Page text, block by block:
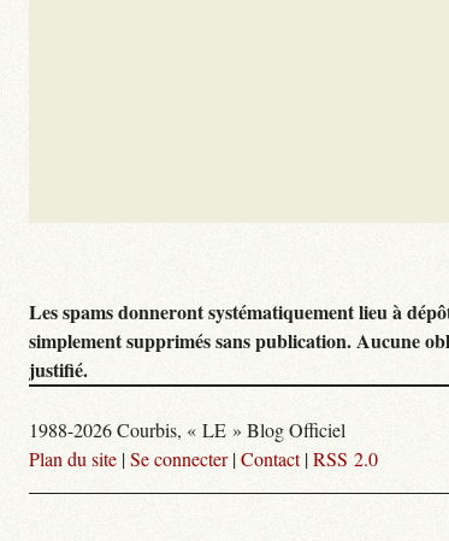
Les spams donneront systématiquement lieu à
simplement supprimés sans publication. Aucune
justifié.
1988-2026 Courbis, « LE » Blog Officiel
Plan du site |Se connecter|Contact|RSS 2.0